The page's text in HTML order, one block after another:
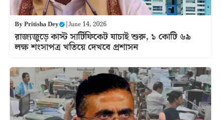
ByPritisha Dey |June 14, 2026
রাজ্যজুড়ে কাস্ট সার্টিফিকেট যাচাই শুরু, ১ কোটি ৬৯
লক্ষ শংসাপত্র খতিয়ে দেখবে প্রশাসন